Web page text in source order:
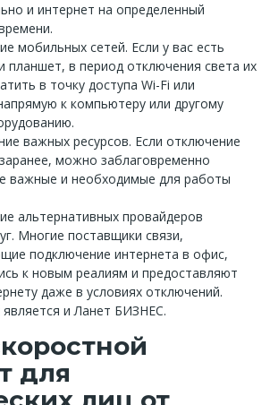
и интернет на определенный
мобильных сетей. Если у вас есть
планшет, в период отключения света их
в точку доступа Wi-Fi или
к компьютеру или другому
важных ресурсов. Если отключение
можно заблаговременно
важные и необходимые для работы
альтернативных провайдеров
Многие поставщики связи,
подключение интернета в офис,
к новым реалиям и предоставляют
даже в условиях отключений.
и Ланет БИЗНЕС.
для